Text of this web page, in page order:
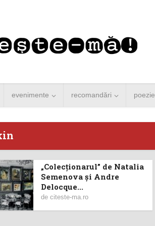
evenimente recomandări poezie
„Colecționarul” de Natalia
Semenova şi Andre
Delocque...
de citeste-ma.ro
Concurs de reportaj
literar pentru noile